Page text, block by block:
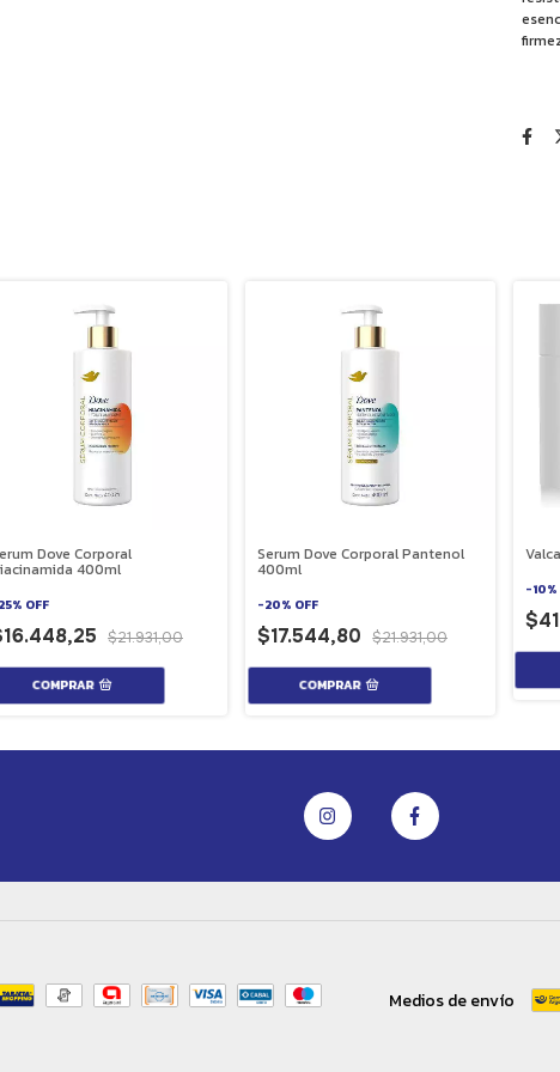
Dove Corporal
400ml
25% OFF
$21.931,00
Serum Dove Corporal Pantenol
400ml
-20% OFF
$17.544,80 $21.931,00
-10%
Medios de envío